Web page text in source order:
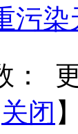
污染
关闭 】